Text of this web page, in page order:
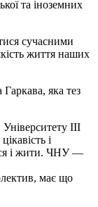
та іноземних
сучасними
життя наших
яка тез
ІІІ
і
і жити. ЧНУ —
має що